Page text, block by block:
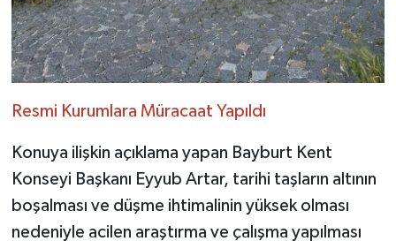
Resmi Kurumlara Müracaat Yapıldı
Konuya ilişkin açıklama yapan Bayburt Kent
Konseyi Başkanı Eyyub Artar, tarihi taşların altının
boşalması ve düşme ihtimalinin yüksek olması
nedeniyle acilen araştırma ve çalışma yapılması